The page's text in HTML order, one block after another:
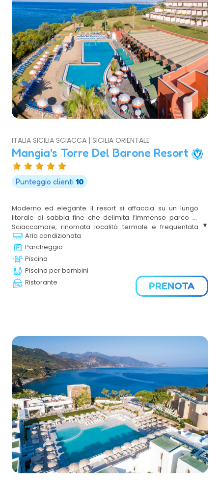
ITALIA SICILIA SCIACCA | SICILIA ORIENTALE
Mangia's Torre Del Barone Resort
Punteggio clienti 10
Moderno ed elegante il resort si affaccia su un lungo
litorale di sabbia fine che delimita l’immenso parco di
Sciaccamare, rinomata località termale e frequentata
stazione balneare. E’ l’ideale per delle vacanze rilassanti
in Sicilia e al tempo stesso animate.
Aria condizionata
Parcheggio
Piscina
Piscina per bambini
Ristorante
PRENOTA